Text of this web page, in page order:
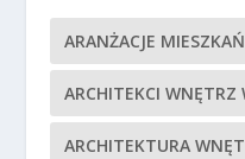
ARANŻACJE
ARCHITEKCI WNĘTRZ
ARCHITEKTURA